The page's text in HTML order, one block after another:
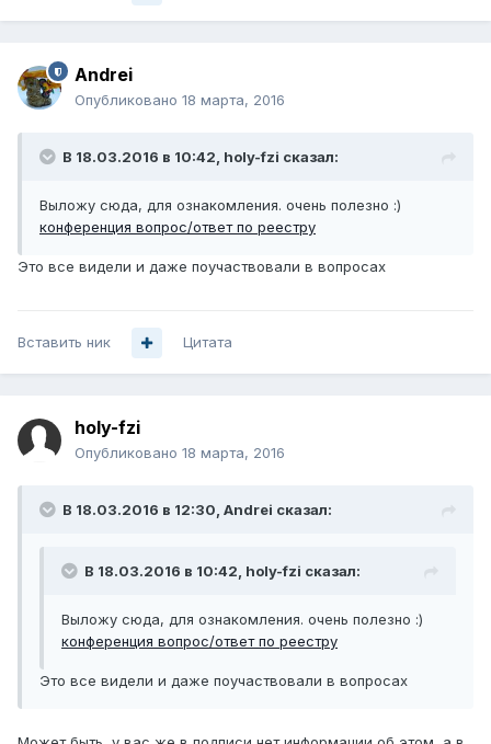
Andrei
Опубликовано 18 марта, 2016
В 18.03.2016 в 10:42, holy-fzi сказал:
Выложу сюда, для ознакомления. очень полезно :)
конференция вопрос/ответ по реестру
Это все видели и даже поучаствовали в вопросах
Вставить ник Цитата
holy-fzi
Опубликовано 18 марта, 2016
В 18.03.2016 в 12:30, Andrei сказал:
В 18.03.2016 в 10:42, holy-fzi сказал:
Выложу сюда, для ознакомления. очень полезно :)
конференция вопрос/ответ по реестру
Это все видели и даже поучаствовали в вопросах